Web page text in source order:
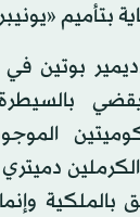
بتأميم
بوتين
يقضي
بالملكية